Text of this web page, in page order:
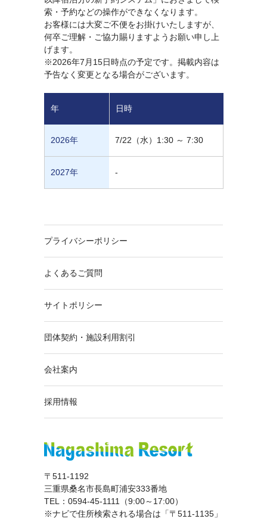
索・予約などの操作ができなくなります。
お客様には大変ご不便をお掛けいたしますが、
何卒ご理解・ご協力賜りますようお願い申し上
げます。
※2026年7月15日時点の予定です。掲載内容は
予告なく変更となる場合がございます。
年 日時
2026年 7/22（水）1:30 ～ 7:30
2027年 -
プライバシーポリシー
よくあるご質問
サイトポリシー
団体契約・施設利用割引
会社案内
採用情報
〒511-1192
三重県桑名市長島町浦安333番地
TEL：0594-45-1111（9:00～17:00）
※ナビで住所検索される場合は「〒511-1135」